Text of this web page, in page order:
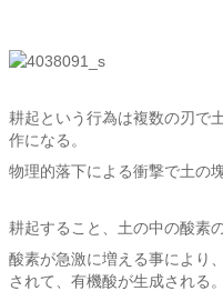
耕起という行為は複数の刃で
作になる。
物理的落下による衝撃で土の
耕起すること、土の中の酸素
酸素が急激に増える事により
されて、有機酸が生成される。